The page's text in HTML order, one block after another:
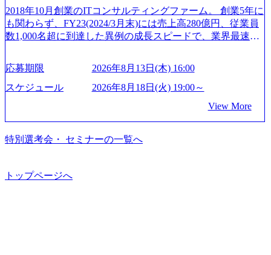
を取得 (https://www.agara.co.jp/article/382811) シンプレクスと
Xspear Consultingが、東京都港区の行政手続き100%デジタル
化を支援 (https://www.afpbb.com/articles/-/3520247) 【未経験
流工程、先端技術を学べる環境 【コンサルファーム経験
者】 ・専門領域に軸足を置きながら、他領域にもチャレン
ジできる環境 ・タイトルアップでのオファー ・現職ファー
ムより高いオファー年収 ・実力主義でプロモーションでき
る（ダブルスキップもあり） ・週に1度のアサインｍｔｇで
こまめに社員のキャリアについて検討してもらえる。結
果、なりたいキャリアを反映できるｐｊにアサインしても
るため、エンジニアの視点からも協業しクライアントへ価
日2時間15分まで、始業・終業時刻の繰り上げ・繰り下げが
可能 子の看護休暇： 子1人につき5日まで取得でき、1時間
単位で取得することも可能 家族看護休暇： 5日まで取得で
度など】 独身寮：富山事業所の近くに、白風寮と青風寮の2
つの寮があり、以下の入居基準を満たす方が入居可能で
す。 ＜入居基準＞ ・満33歳までの独身者 ・自宅から勤務地
までの通勤総時間が2時間を超えること 住宅手当： 本社の
なるため、入居基準を満たす女性には住宅手当を支給しま
による引っ越し費用は、会社が負担します。 2026年8月18日
19:30～ 所要時間 : 約1時間 2026年8月13日(木) 16:00 ＼応募
意思不問・業界未経験歓迎！／ M&A承継機構のビジョンや
業務内容、実際の働き方について詳しくお伝えするオンラ
イン説明会を開催いたします。 M&A業界に興味があり、ま
業界の情報を集めたい 働くイメージを具体的に知りたい M
&A業界にご興味がある方、転職を少しでもお考えの方はも
ちろん、情報収集をしたい方でも歓迎です。お気軽にご参
加ください。 当日は、質疑応答のお時間もご用意しており
ます。 是非、説明会にてお話できることを楽しみにしてお
ります。 説明会後にアンケート回答をお願いいたします。
オンライン(Google meets)
2018年10月創業のITコンサルティングファーム。 創業5年に
も関わらず、FY23(2024/3月末)には売上高280億円、従業員
数1,000名超に到達した異例の成長スピードで、業界最速と
成⻑を遂げている。 現在コンサルティングファームでは外
資も含めて売上高TOP10にランクインしている。 主力事業
はITコンサルティング。幅広い業界の大企業を中心に、IT
支援している。 他方、インキュベーション事業を手掛けて
いるのも同社の特徴であり、 自社で新規事業開発も手掛け
つつ、複数社への出資～ハンズオン支援も行っている。 (参
ングファームや、Slerなどから優秀層が多数ジョイン。 http
応募期限
2026年8月13日(木) 16:00
スケジュール
2026年8月18日(火) 19:00～
View More
特別選考会・ セミナーの一覧へ
トップページへ